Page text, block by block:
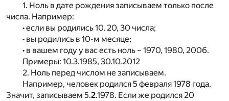
1. Ноль в дате рождения записываем только после
числа. Например:
• если вы родились 10, 20, 30 числа;
• вы родились в 10-м месяце;
• в вашем году у вас есть ноль – 1970, 1980, 2006.
Примеры: 10.3.1985, 30.10.2012
2. Ноль перед числом не записываем.
Например, человек родился 5 февраля 1978 года.
Значит, записываем 5.2.1978. Если же родился 20